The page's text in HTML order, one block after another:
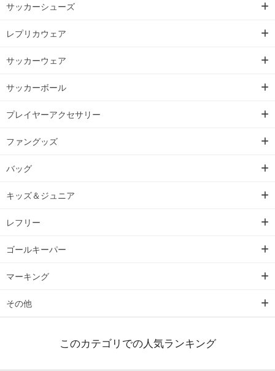
サッカーシューズ
レプリカウェア
サッカーウェア
サッカーボール
プレイヤーアクセサリー
ファングッズ
バッグ
キッズ＆ジュニア
レフリー
ゴールキーパー
マーキング
その他